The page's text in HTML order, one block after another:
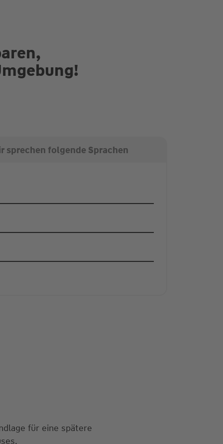
sprechen folgende Sprachen
für eine spätere